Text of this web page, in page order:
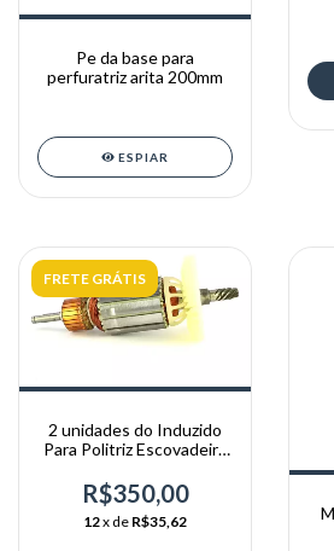
Pe da base para
perfuratriz arita 200mm
ESPIAR
FRETE GRÁTIS
2 unidades do Induzido
Para Politriz Escovadeira
100
R$350,00
12x de R$35,62